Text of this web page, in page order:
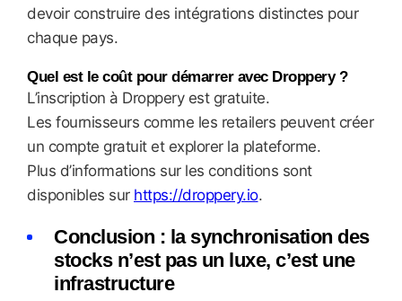
devoir construire des intégrations distinctes pour
chaque pays.
Quel est le coût pour démarrer avec Droppery ?
L’inscription à Droppery est gratuite.
Les fournisseurs comme les retailers peuvent créer
un compte gratuit et explorer la plateforme.
Plus d’informations sur les conditions sont
disponibles sur https://droppery.io.
Conclusion : la synchronisation des
stocks n’est pas un luxe, c’est une
infrastructure